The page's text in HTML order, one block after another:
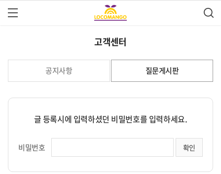
고객센터
공지사항 질문게시판
글 등록시에 입력하셨던 비밀번호를 입력하세요.
비밀번호